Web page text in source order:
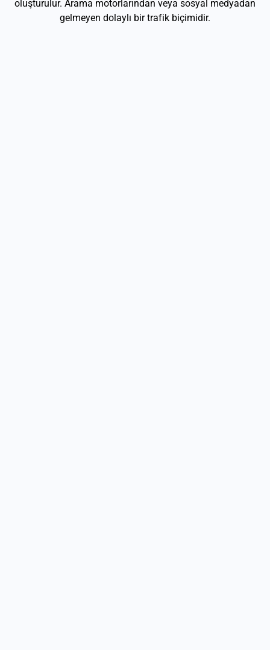
oluşturulur. Arama motorlarından veya sosyal medyadan
gelmeyen dolaylı bir trafik biçimidir.